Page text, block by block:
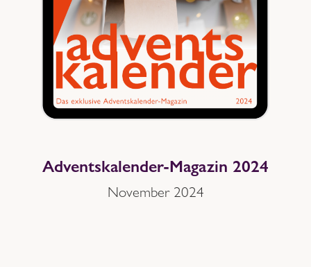
Adventskalender-Magazin 2024
November 2024